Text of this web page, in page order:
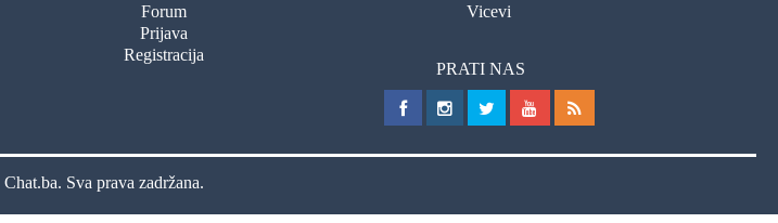
Forum
Prijava
Registracija
Vicevi
PRATI NAS
Chat.ba. Sva prava zadržana.